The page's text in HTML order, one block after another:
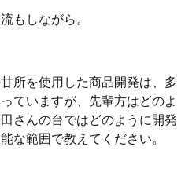
もしながら。
所を使用した商品開発は、多
ていますが、先輩方はどのよ
さんの台ではどのように開発
な範囲で教えてください。